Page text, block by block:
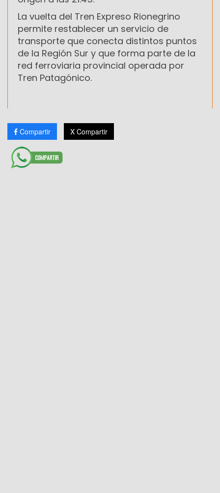
La vuelta del Tren Expreso Rionegrino
permite restablecer un servicio de
transporte que conecta distintos puntos
de la Región Sur y que forma parte de la
red ferroviaria provincial operada por
Tren Patagónico.
Compartir X Compartir